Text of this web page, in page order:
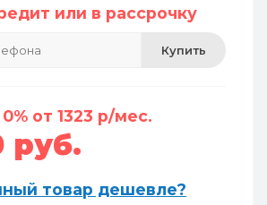
или в рассрочку
Купить
от 1323 р/мес.
руб.
товар дешевле?